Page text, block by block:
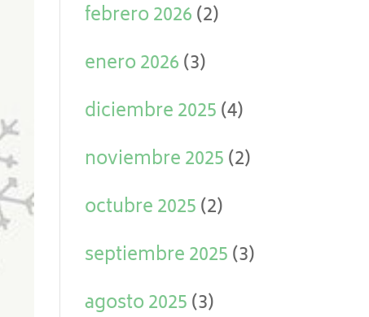
febrero 2026(2)
enero 2026(3)
diciembre 2025(4)
noviembre 2025(2)
octubre 2025(2)
septiembre 2025(3)
agosto 2025(3)